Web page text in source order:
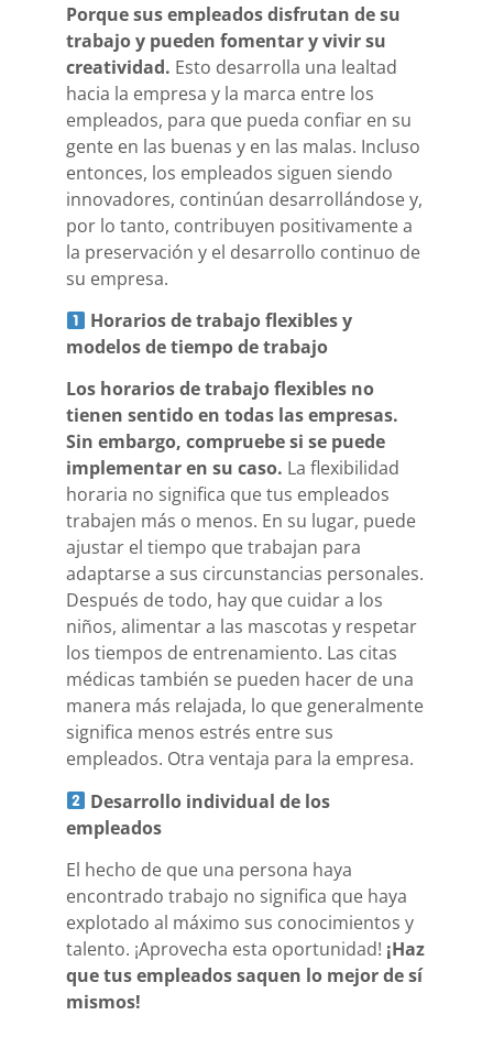
Porque sus empleados disfrutan de su
trabajo y pueden fomentar y vivir su
creatividad. Esto desarrolla una lealtad
hacia la empresa y la marca entre los
empleados, para que pueda confiar en su
gente en las buenas y en las malas. Incluso
entonces, los empleados siguen siendo
innovadores, continúan desarrollándose y,
por lo tanto, contribuyen positivamente a
la preservación y el desarrollo continuo de
su empresa.
Horarios de trabajo flexibles y
modelos de tiempo de trabajo
Los horarios de trabajo flexibles no
tienen sentido en todas las empresas.
Sin embargo, compruebe si se puede
implementar en su caso. La flexibilidad
horaria no significa que tus empleados
trabajen más o menos. En su lugar, puede
ajustar el tiempo que trabajan para
adaptarse a sus circunstancias personales.
Después de todo, hay que cuidar a los
niños, alimentar a las mascotas y respetar
los tiempos de entrenamiento. Las citas
médicas también se pueden hacer de una
manera más relajada, lo que generalmente
significa menos estrés entre sus
empleados. Otra ventaja para la empresa.
Desarrollo individual de los
empleados
El hecho de que una persona haya
encontrado trabajo no significa que haya
explotado al máximo sus conocimientos y
talento. ¡Aprovecha esta oportunidad! ¡Haz
que tus empleados saquen lo mejor de sí
mismos!